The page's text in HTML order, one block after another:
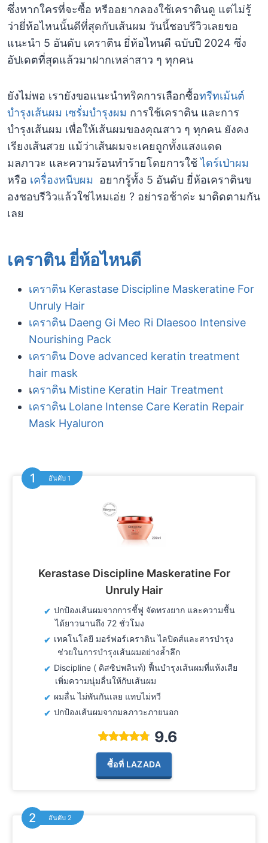
ซึ่งหากใครที่จะซื้อ หรืออยากลองใช้เคราตินดู แต่ไม่รู้
ว่ายี่ห้อไหนนั้นดีที่สุดกับเส้นผม วันนี้ชอบรีวิวเลยขอ
แนะนำ 5 อันดับ เคราติน ยี่ห้อไหนดี ฉบับปี 2024 ซึ่ง
อัปเดตที่สุดแล้วมาฝากเหล่าสาว ๆ ทุกคน
ยังไม่พอ เรายังขอแนะนำทริคการเลือกซื้อทรีทเม้นต์
บำรุงเส้นผม เซรั่มบำรุงผม การใช้เคราติน และการ
บำรุงเส้นผม เพื่อให้เส้นผมของคุณสาว ๆ ทุกคน ยังคง
เรียงเส้นสวย แม้ว่าเส้นผมจะเคยถูกทั้งแสงแดด
มลภาวะ และความร้อนทำร้ายโดยการใช้ไดร์เป่าผม
หรือ เครื่องหนีบผม อยากรู้ทั้ง 5 อันดับ ยี่ห้อเคราตินข
องชอบรีวิวแล้วใช่ไหมเอ่ย ? อย่ารอช้าค่ะ มาติดตามกัน
เลย
เคราติน ยี่ห้อไหนดี
เคราติน Kerastase Discipline Maskeratine For
Unruly Hair
เคราติน Daeng Gi Meo Ri Dlaesoo Intensive
Nourishing Pack
เคราติน Dove advanced keratin treatment
hair mask
เคราติน Mistine Keratin Hair Treatment
เคราติน Lolane Intense Care Keratin Repair
Mask Hyaluron
อันดับ 1
Kerastase Discipline Maskeratine For
Unruly Hair
ปกป้องเส้นผมจากการชี้ฟู จัดทรงยาก และความชื้น
ได้ยาวนานถึง 72 ชั่วโมง
เทคโนโลยี มอร์ฟอร์เคราติน ไลปิดส์และสารบำรุง
ช่วยในการบำรุงเส้นผมอย่างล้ำลึก
Discipline ( ดิสซิปพลินท์) ฟื้นบำรุงเส้นผมที่แห้งเสีย
เพิ่มความนุ่มลื่นให้กับเส้นผม
ผมลื่น ไม่พันกันเลย แทบไม่หวี
ปกป้องเส้นผมจากมลภาวะภายนอก
9.6
ซื้อที่ LAZADA
อันดับ 2